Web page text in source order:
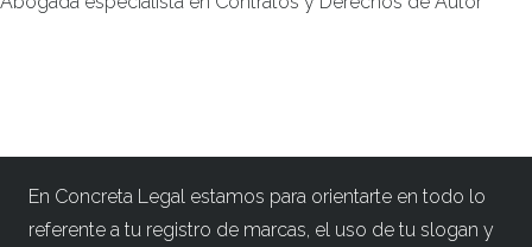
En Concreta Legal estamos para orientarte en todo lo
referente a tu registro de marcas, el uso de tu slogan y